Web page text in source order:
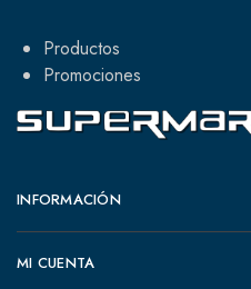
Productos
Promociones
INFORMACIÓN
MI CUENTA